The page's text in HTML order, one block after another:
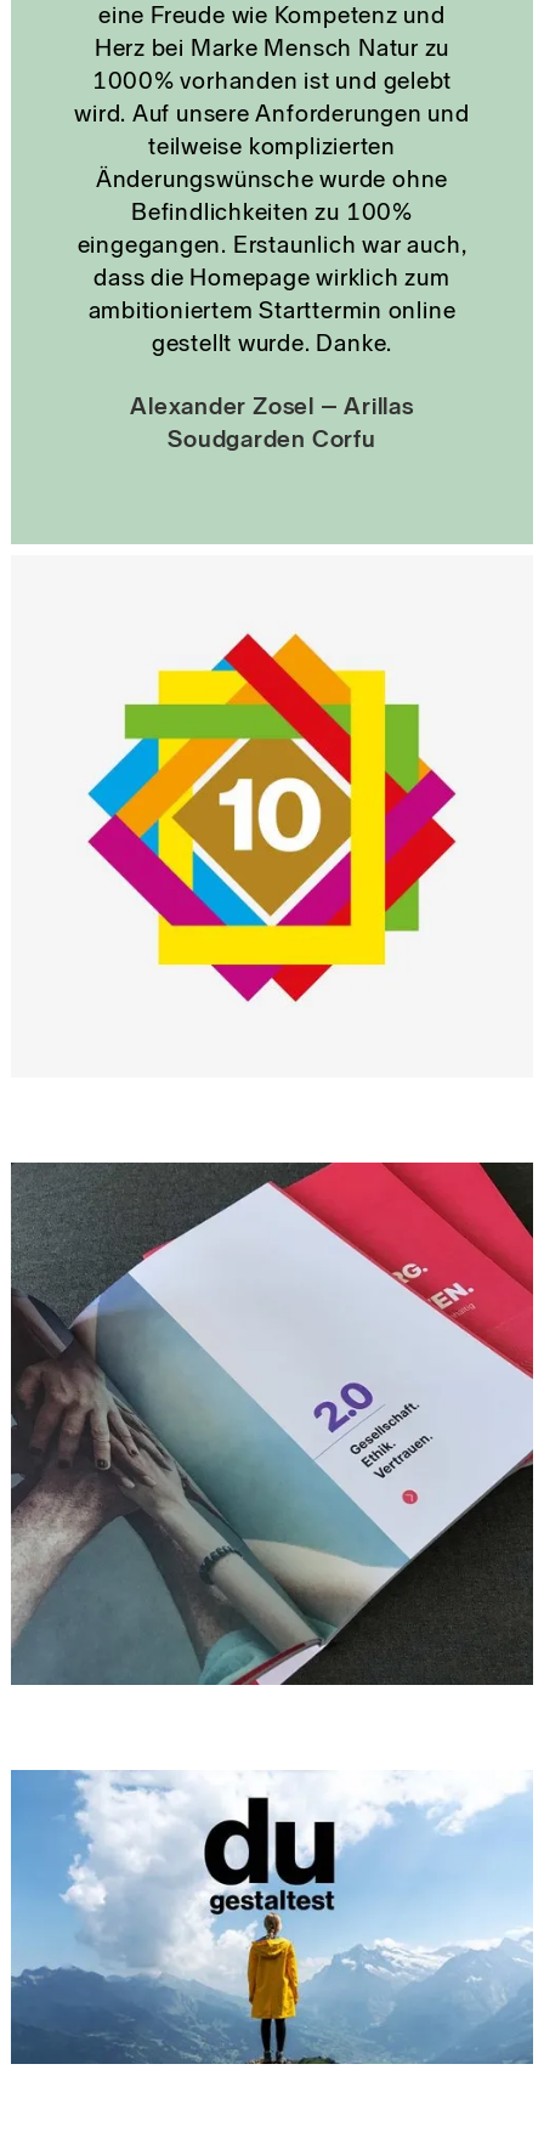
eine Freude wie Kompetenz und
Herz bei Marke Mensch Natur zu
1000% vorhanden ist und gelebt
Auf unsere Anforderungen und
teilweise komplizierten
Änderungswünsche wurde ohne
Befindlichkeiten zu 100%
Erstaunlich war auch,
dass die Homepage wirklich zum
ambitioniertem Starttermin online
gestellt wurde. Danke.
Alexander Zosel – Arillas
Soudgarden Corfu